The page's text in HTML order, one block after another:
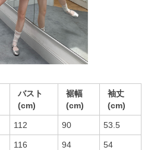
バスト
(cm)
裾幅
(cm)
袖丈
(cm)
112 90 53.5
116 94 54